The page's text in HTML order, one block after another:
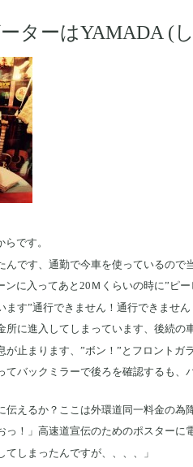
ターはYAMADA (
です。
んです、通勤で今車を使っているので
に入ってあと20Ｍくらいの時に”ピ
ます”通行できません！通行できません
所に進入してしまっています、後続
止まります、”ボン！”とフロントガ
てバックミラーで後ろを確認するも
伝えるか？ここは外環道同一料金の為
っ！」高速道宣伝のためのポスターに
てしまったんですが、、、、」